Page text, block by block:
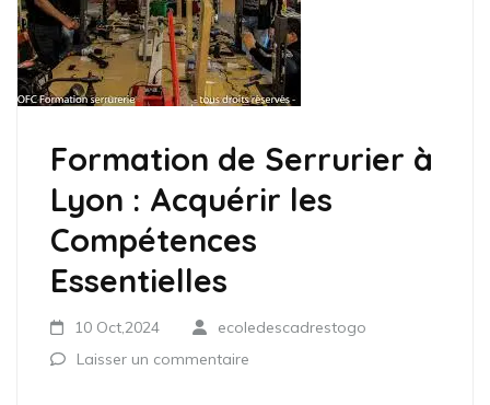
Formation de Serrurier à
Lyon : Acquérir les
Compétences
Essentielles
10 Oct,2024
ecoledescadrestogo
Laisser un commentaire